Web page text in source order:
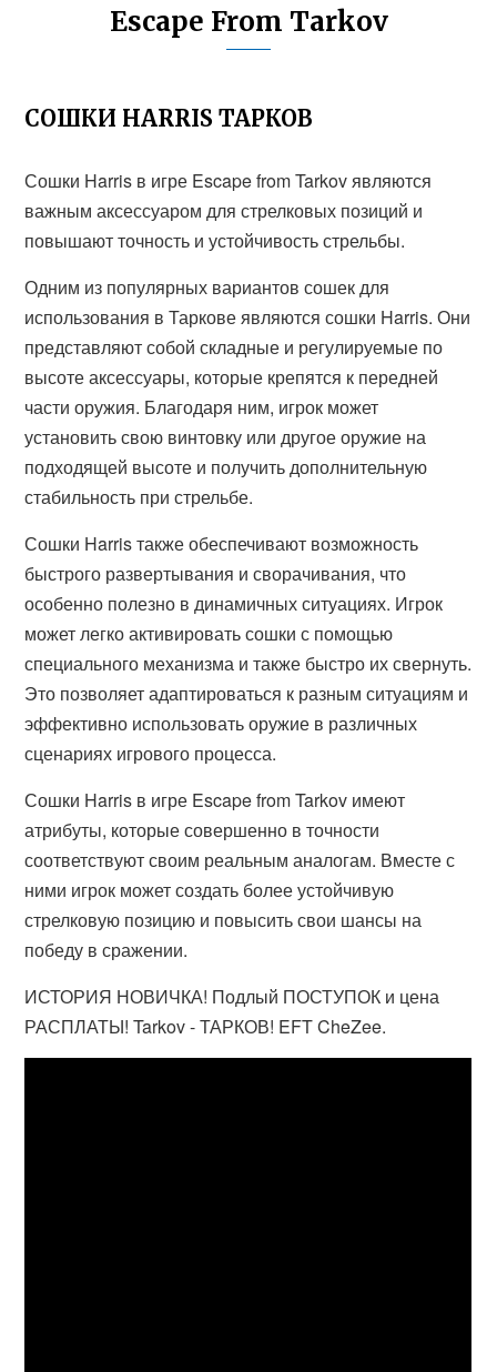
Escape From Tarkov
СОШКИ HARRIS ТАРКОВ
Сошки Harris в игре Escape from Tarkov являются
важным аксессуаром для стрелковых позиций и
повышают точность и устойчивость стрельбы.
Одним из популярных вариантов сошек для
использования в Таркове являются сошки Harris. Они
представляют собой складные и регулируемые по
высоте аксессуары, которые крепятся к передней
части оружия. Благодаря ним, игрок может
установить свою винтовку или другое оружие на
подходящей высоте и получить дополнительную
стабильность при стрельбе.
Сошки Harris также обеспечивают возможность
быстрого развертывания и сворачивания, что
особенно полезно в динамичных ситуациях. Игрок
может легко активировать сошки с помощью
специального механизма и также быстро их свернуть.
Это позволяет адаптироваться к разным ситуациям и
эффективно использовать оружие в различных
сценариях игрового процесса.
Сошки Harris в игре Escape from Tarkov имеют
атрибуты, которые совершенно в точности
соответствуют своим реальным аналогам. Вместе с
ними игрок может создать более устойчивую
стрелковую позицию и повысить свои шансы на
победу в сражении.
ИСТОРИЯ НОВИЧКА! Подлый ПОСТУПОК и цена
РАСПЛАТЫ! Tarkov - ТАРКОВ! EFT CheZee.